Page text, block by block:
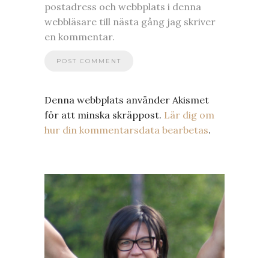
postadress och webbplats i denna
webbläsare till nästa gång jag skriver
en kommentar.
Denna webbplats använder Akismet
för att minska skräppost. Lär dig om
hur din kommentarsdata bearbetas.